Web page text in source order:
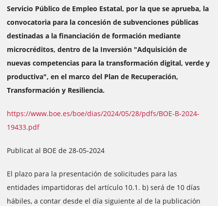
Servicio Público de Empleo Estatal, por la que se aprueba, la
convocatoria para la concesión de subvenciones públicas
destinadas a la financiación de formación mediante
microcréditos, dentro de la Inversión "Adquisición de
nuevas competencias para la transformación digital, verde y
productiva", en el marco del Plan de Recuperación,
Transformación y Resiliencia.
https://www.boe.es/boe/dias/2024/05/28/pdfs/BOE-B-2024-
19433.pdf
Publicat al BOE de 28-05-2024
El plazo para la presentación de solicitudes para las
entidades impartidoras del artículo 10.1. b) será de 10 días
hábiles, a contar desde el día siguiente al de la publicación